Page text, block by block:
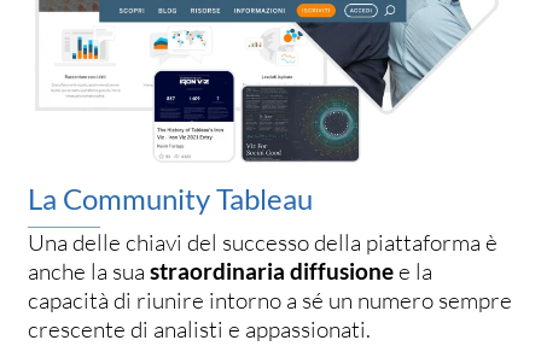
La Community Tableau
Una delle chiavi del successo della piattaforma è
anche la sua straordinaria diffusionee la
capacità di riunire intorno a sé un numero sempre
crescente di analisti e appassionati.